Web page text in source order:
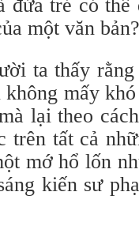
đứa trẻ có
một văn bản?
ta thấy
mấy
lại theo
trên tất cả
mớ hổ lốn
kiến sư